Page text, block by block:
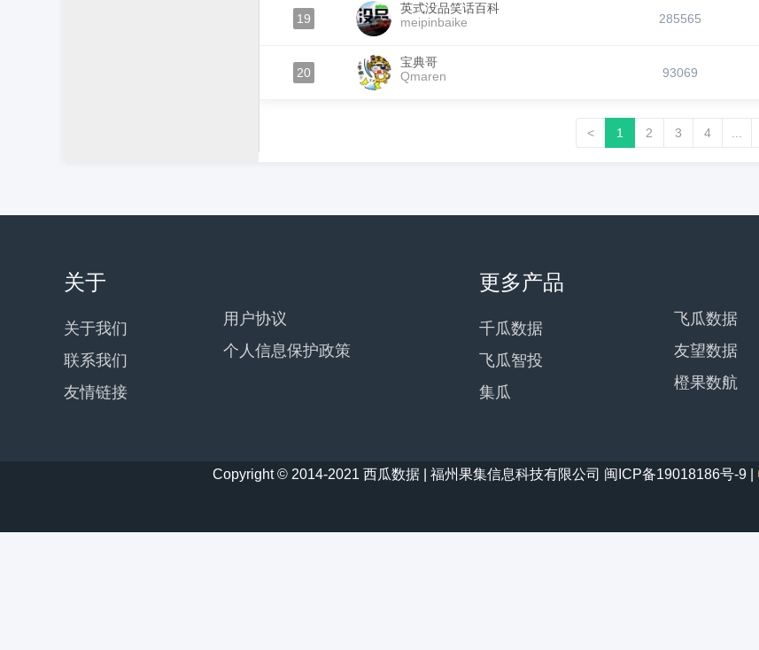
19
英式没品笑话百科
meipinbaike
285565
20
宝典哥
Qmaren
93069
< 1 2 3 4
关于
关于我们
联系我们
友情链接
用户协议
个人信息保护政策
更多产品
千瓜数据
飞瓜智投
集瓜
飞瓜数据
友望数据
橙果数航
Copyright © 2014-2021 西瓜数据 | 福州果集信息科技有限公司 闽ICP备19018186号-9